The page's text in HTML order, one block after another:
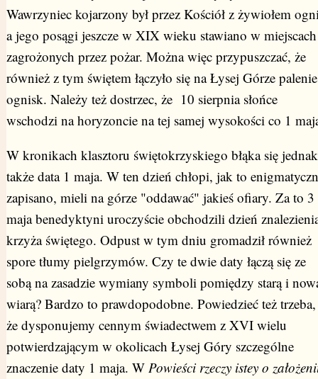
Wawrzyniec kojarzony był przez Kościół z żywiołem
a jego posągi jeszcze w XIX wieku stawiano w miejscach
zagrożonych przez pożar. Można więc przypuszczać, że
również z tym świętem łączyło się na Łysej Górze palenie
ognisk. Należy też dostrzec, że 10 sierpnia słońce
wschodzi na horyzoncie na tej samej wysokości co 1
W kronikach klasztoru świętokrzyskiego błąka się jednak
także data 1 maja. W ten dzień chłopi, jak to
zapisano, mieli na górze "oddawać" jakieś ofiary. Za to 3
maja benedyktyni uroczyście obchodzili dzień
krzyża świętego. Odpust w tym dniu gromadził również
spore tłumy pielgrzymów. Czy te dwie daty łączą się ze
sobą na zasadzie wymiany symboli pomiędzy starą i
wiarą? Bardzo to prawdopodobne. Powiedzieć też trzeba,
że dysponujemy cennym świadectwem z XVI wielu
potwierdzającym w okolicach Łysej Góry szczególne
znaczenie daty 1 maja. W Powieści rzeczy istey o